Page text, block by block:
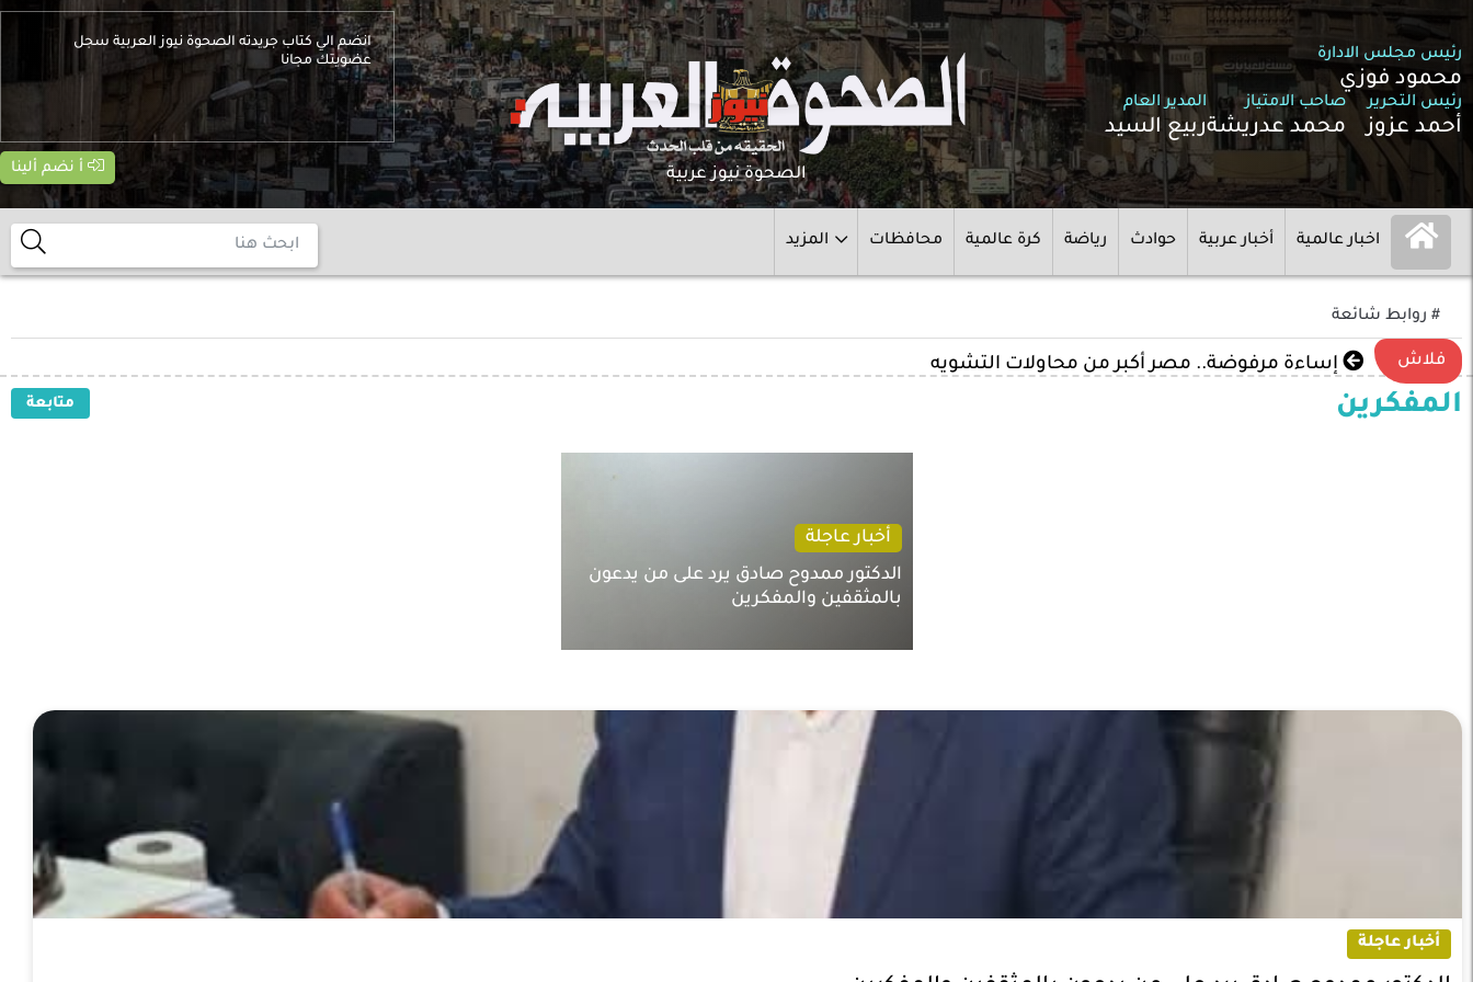
رئيس مجلس الادارة
محمود فوزي
رئيس التحرير
أحمد عزوز
صاحب الامتياز
محمد عدريشة
المدير العام
ربيع السيد
الصحوة نيوز عربية
انضم الي كتاب جريدته الصحوة نيوز العربية سجل
عضويتك مجانا
أ نضم ألينا
اخبار عالمية أخبار عربية حوادث رياضة كرة عالمية محافظات المزيد
# روابط شائعة
فلاش إساءة مرفوضة.. مصر أكبر من محاولات التشويه
المفكرين متابعة
أخبار عاجلة
الدكتور ممدوح صادق يرد على من يدعون
بالمثقفين والمفكرين
أخبار عاجلة